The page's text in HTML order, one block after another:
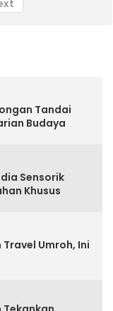
Tandai
Budaya
Sensorik
Khusus
Umroh, Ini